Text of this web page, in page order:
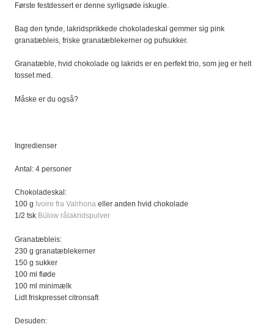
Første festdessert er denne syrligsøde iskugle.
Bag den tynde, lakridsprikkede chokoladeskal gemmer sig pink
granatæbleis, friske granatæblekerner og pufsukker.
Granatæble, hvid chokolade og lakrids er en perfekt trio, som jeg er helt
tosset med.
Måske er du også?
Ingredienser
Antal: 4 personer
Chokoladeskal:
100 g Ivoire fra Valrhona eller anden hvid chokolade
1/2 tsk Bülow rålakridspulver
Granatæbleis:
230 g granatæblekerner
150 g sukker
100 ml fløde
100 ml minimælk
Lidt friskpresset citronsaft
Desuden: